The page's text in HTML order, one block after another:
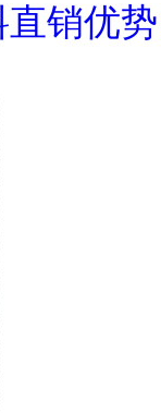
销优势